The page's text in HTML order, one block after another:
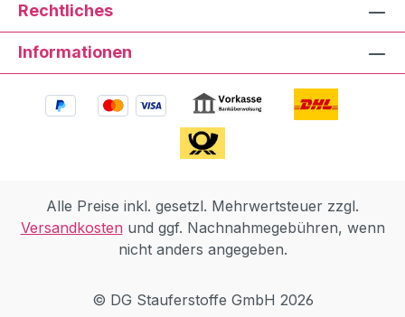
Rechtliches
Informationen
Alle Preise inkl. gesetzl. Mehrwertsteuer zzgl.
Versandkosten und ggf. Nachnahmegebühren, wenn
nicht anders angegeben.
© DG Stauferstoffe GmbH 2026